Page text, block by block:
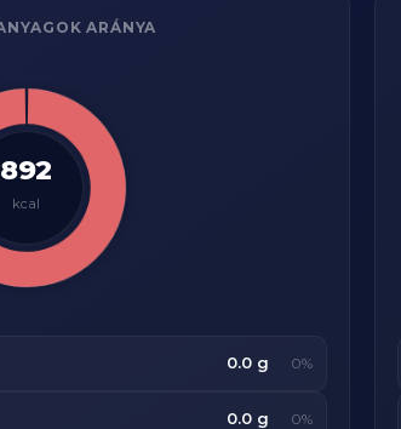
ARÁNYA
892
kcal
0.0 g 0%
0.0 g 0%